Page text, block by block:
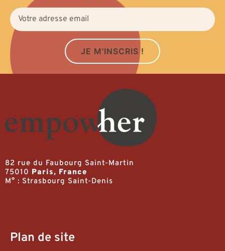
JE M'INSCRIS !
82 rue du Faubourg Saint-Martin
75010 Paris, France
M° : Strasbourg Saint-Denis
Plan de site